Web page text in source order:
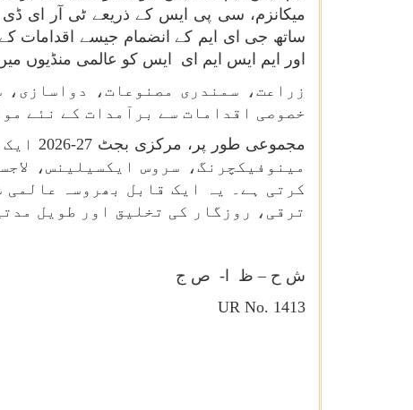
میکانزم، سی پی ایس کے ذریعے ٹی آر ای ڈی
ساتھ جی ای ایم کے انضمام جیسے اقدامات
اور ایم ایس ایم ای ایس کو عالمی منڈیوں میں
زراعت، سمندری مصنوعات،
خصوصی اقدامات سے برآمدات کے نئے
مینوفیکچرنگ، سروس ایکسیلینس،
کرتی ہے۔ یہ ایک قابل بھروسہ
ترقی، روزگار کی تخلیق اور طویل
ش ح – ظ ا - ص ج
UR No. 1413